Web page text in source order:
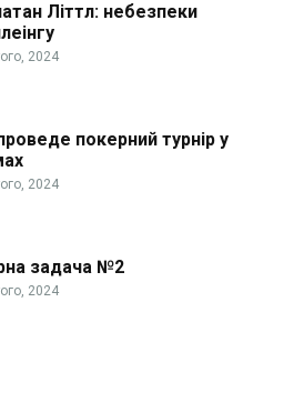
Літтл: небезпеки
2024
покерний турнір у
2024
задача №2
2024